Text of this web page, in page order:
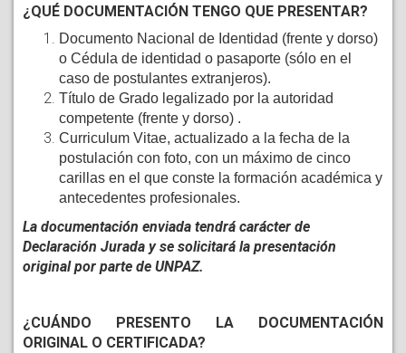
¿QUÉ DOCUMENTACIÓN TENGO QUE PRESENTAR?
Documento Nacional de Identidad (frente y dorso)
o Cédula de identidad o pasaporte (sólo en el
caso de postulantes extranjeros).
Título de Grado legalizado por la autoridad
competente (frente y dorso) .
Curriculum Vitae, actualizado a la fecha de la
postulación con foto, con un máximo de cinco
carillas en el que conste la formación académica y
antecedentes profesionales.
La documentación enviada tendrá carácter de
Declaración Jurada y se solicitará la presentación
original por parte de UNPAZ.
¿CUÁNDO PRESENTO LA DOCUMENTACIÓN
ORIGINAL O CERTIFICADA?